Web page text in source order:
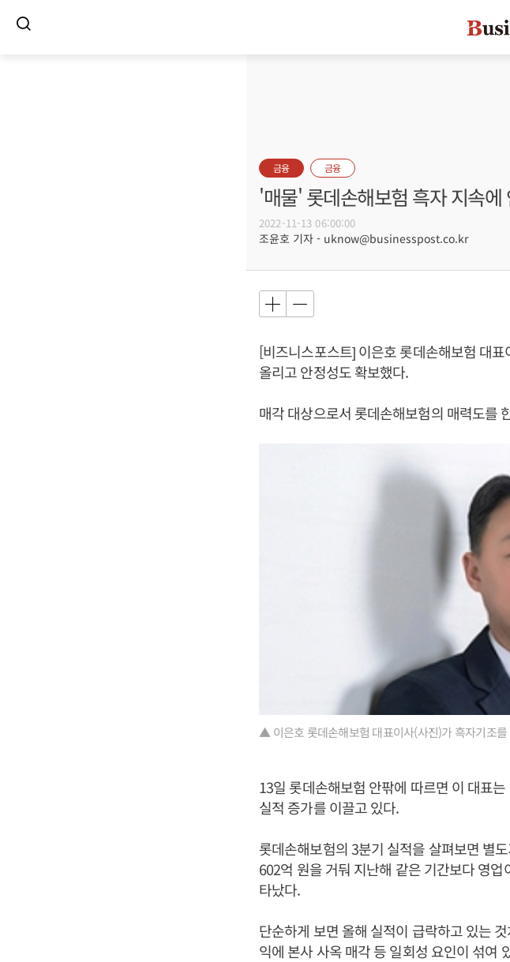
금융 금융
'매물' 롯데손해보험 흑자 지속
2022-11-13 06:00:00
조윤호 기자 - uknow@businesspost.co.kr
[비즈니스포스트] 이은호 롯데손해보험 대
올리고 안정성도 확보했다.
매각 대상으로서 롯데손해보험의 매력도를
▲ 이은호 롯데손해보험 대표이사(사진)가 흑자기조
13일 롯데손해보험 안팎에 따르면 이 대표
실적 증가를 이끌고 있다.
롯데손해보험의 3분기 실적을 살펴보면 별
602억 원을 거둬 지난해 같은 기간보다 영
타났다.
단순하게 보면 올해 실적이 급락하고 있는
익에 본사 사옥 매각 등 일회성 요인이 섞여